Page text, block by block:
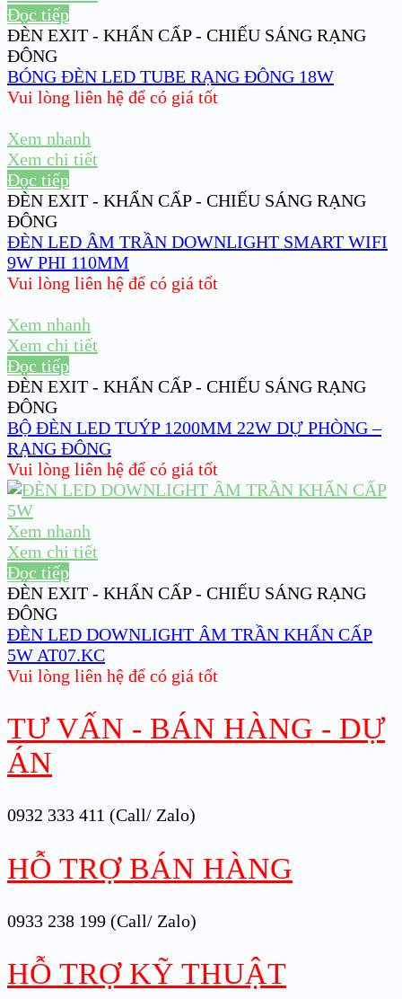
Đọc tiếp
ĐÈN EXIT - KHẨN CẤP - CHIẾU SÁNG RẠNG
ĐÔNG
BÓNG ĐÈN LED TUBE RẠNG ĐÔNG 18W
Vui lòng liên hệ để có giá tốt
Xem nhanh
Xem chi tiết
Đọc tiếp
ĐÈN EXIT - KHẨN CẤP - CHIẾU SÁNG RẠNG
ĐÔNG
ĐÈN LED ÂM TRẦN DOWNLIGHT SMART WIFI
9W PHI 110MM
Vui lòng liên hệ để có giá tốt
Xem nhanh
Xem chi tiết
Đọc tiếp
ĐÈN EXIT - KHẨN CẤP - CHIẾU SÁNG RẠNG
ĐÔNG
BỘ ĐÈN LED TUÝP 1200MM 22W DỰ PHÒNG –
RẠNG ĐÔNG
Vui lòng liên hệ để có giá tốt
Xem nhanh
Xem chi tiết
Đọc tiếp
ĐÈN EXIT - KHẨN CẤP - CHIẾU SÁNG RẠNG
ĐÔNG
ĐÈN LED DOWNLIGHT ÂM TRẦN KHẨN CẤP
5W AT07.KC
Vui lòng liên hệ để có giá tốt
TƯ VẤN - BÁN HÀNG - DỰ
ÁN
0932 333 411 (Call/ Zalo)
HỖ TRỢ BÁN HÀNG
0933 238 199 (Call/ Zalo)
HỖ TRỢ KỸ THUẬT